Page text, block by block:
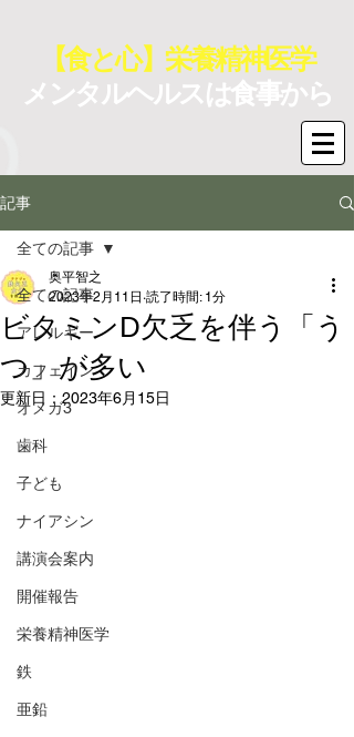
【食と心】栄養精神医学
メンタルヘルスは食事から
記事
全ての記事
アレルギー
カフェイン
オメガ3
歯科
子ども
ナイアシン
講演会案内
開催報告
栄養精神医学
鉄
亜鉛
全ての記事
ビタミンD欠乏を伴う「う
つ」が多い
奥平智之
2023年2月11日 読了時間: 1分
更新日：2023年6月15日